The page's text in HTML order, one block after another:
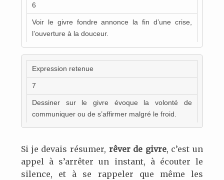
6
Voir le givre fondre annonce la fin d’une crise,
l’ouverture à la douceur.
Expression retenue
7
Dessiner sur le givre évoque la volonté de
communiquer ou de s’affirmer malgré le froid.
Si je devais résumer, rêver de givre, c’est un
appel à s’arrêter un instant, à écouter le
silence, et à se rappeler que même les